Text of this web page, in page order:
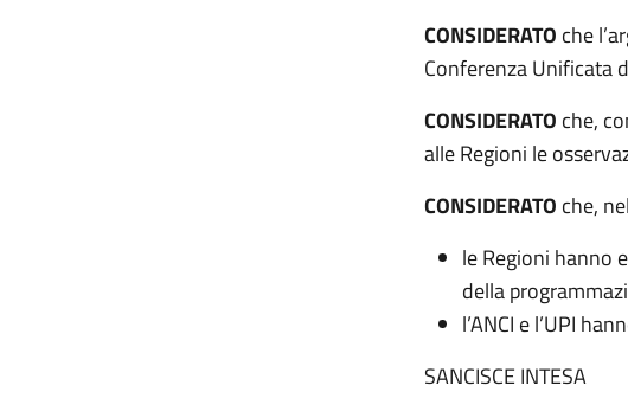
CONSIDERATO che
Conferenza Unificata
CONSIDERATO che,
alle Regioni le
CONSIDERATO che,
le Regioni hanno
della
l’ANCI e l’UPI
SANCISCE INTESA